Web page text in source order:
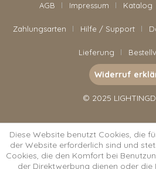
AGB Impressum Katalog
Zahlungsarten Hilfe / Support
Lieferung
Widerruf
© 2025
Diese Website benutzt Cookies, die
der Website erforderlich sind und
Cookies, die den Komfort bei
der Direktwerbung dienen oder